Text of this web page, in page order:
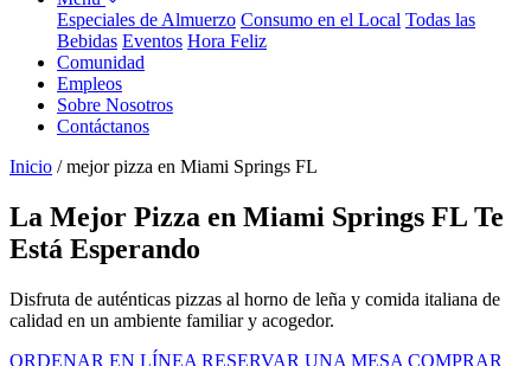
Especiales de Almuerzo Consumo en el Local Todas las
Bebidas Eventos Hora Feliz
Comunidad
Empleos
Sobre Nosotros
Contáctanos
Inicio / mejor pizza en Miami Springs FL
La Mejor Pizza en Miami Springs FL Te
Está Esperando
Disfruta de auténticas pizzas al horno de leña y comida italiana de
calidad en un ambiente familiar y acogedor.
ORDENAR EN LÍNEA RESERVAR UNA MESA COMPRAR